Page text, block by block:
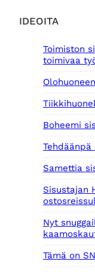
IDEOITA
Toimiston
toimivaa
Boheemi
Samettia
Sisustajan
Nyt
Tämä on